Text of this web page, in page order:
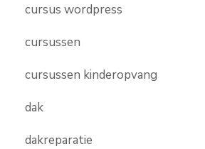
cursus wordpress
cursussen
cursussen kinderopvang
dak
dakreparatie